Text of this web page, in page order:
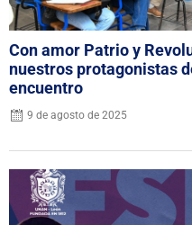
Con amor Patrio y
nuestros protagonistas
encuentro
9 de agosto de 2025